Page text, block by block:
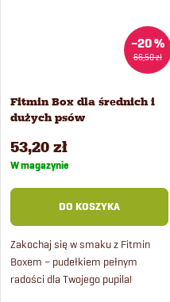
66,50 zł
–20 %
Fitmin Box dla średnich i
dużych psów
53,20 zł
W magazynie
DO KOSZYKA
Zakochaj się w smaku z Fitmin
Boxem – pudełkiem pełnym
radości dla Twojego pupila!